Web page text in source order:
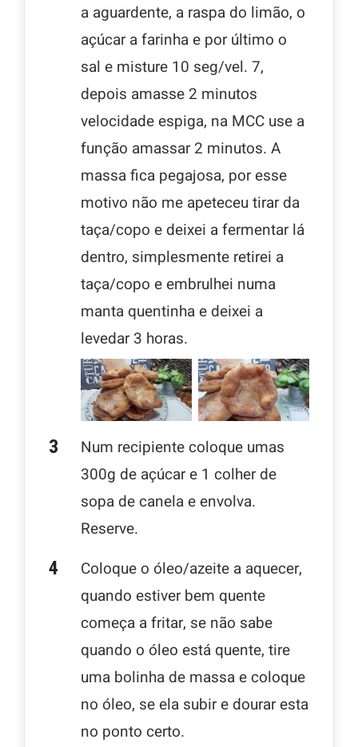
a aguardente, a raspa do limão, o
açúcar a farinha e por último o
sal e misture 10 seg/vel. 7,
depois amasse 2 minutos
velocidade espiga, na MCC use a
função amassar 2 minutos. A
massa fica pegajosa, por esse
motivo não me apeteceu tirar da
taça/copo e deixei a fermentar lá
dentro, simplesmente retirei a
taça/copo e embrulhei numa
manta quentinha e deixei a
levedar 3 horas.
Num recipiente coloque umas
300g de açúcar e 1 colher de
sopa de canela e envolva.
Reserve.
Coloque o óleo/azeite a aquecer,
quando estiver bem quente
começa a fritar, se não sabe
quando o óleo está quente, tire
uma bolinha de massa e coloque
no óleo, se ela subir e dourar esta
no ponto certo.